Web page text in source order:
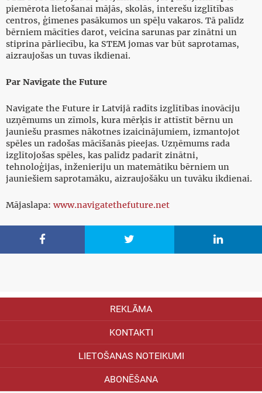
piemērota lietošanai mājās, skolās, interešu izglītības
centros, ģimenes pasākumos un spēļu vakaros. Tā palīdz
bērniem mācīties darot, veicina sarunas par zinātni un
stiprina pārliecību, ka STEM jomas var būt saprotamas,
aizraujošas un tuvas ikdienai.
Par Navigate the Future
Navigate the Future ir Latvijā radīts izglītības inovāciju
uzņēmums un zīmols, kura mērķis ir attīstīt bērnu un
jauniešu prasmes nākotnes izaicinājumiem, izmantojot
spēles un radošas mācīšanās pieejas. Uzņēmums rada
izglītojošas spēles, kas palīdz padarīt zinātni,
tehnoloģijas, inženieriju un matemātiku bērniem un
jauniešiem saprotamāku, aizraujošāku un tuvāku ikdienai.
Mājaslapa: www.navigatethefuture.net
  
REKLĀMA
KONTAKTI
LIETOŠANAS NOTEIKUMI
ABONĒŠANA